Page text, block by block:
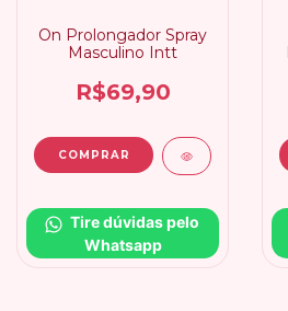
On Prolongador Spray
Masculino Intt
R$69,90
Tire dúvidas pelo
Whatsapp